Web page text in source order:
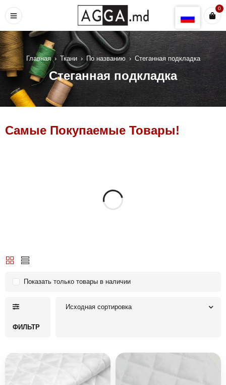
0
Главная › Ткани › По названию › Стеганная подкладка
Стеганная подкладка
Самые Покупаемые Товары!
ФИЛЬТР
Исходная сортировка
Показать только товары в наличии